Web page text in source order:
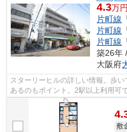
4.3万円
片町線
片町線
片町線
築26年
大阪府
スターリーヒルの詳しい情報。歩
あるのもポイント。2駅以上利用可
ね。敷地内ごみ置き場があるのでゴ
敷